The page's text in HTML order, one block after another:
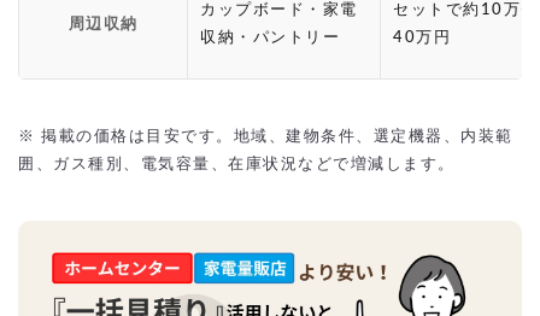
周辺収納
カップボード・家電
収納・パントリー
セットで約10万〜
40万円
※ 掲載の価格は目安です。地域、建物条件、選定機器、内装範
囲、ガス種別、電気容量、在庫状況などで増減します。